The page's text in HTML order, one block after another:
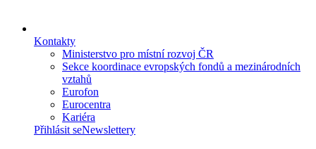
Kontakty
Ministerstvo pro místní rozvoj ČR
Sekce koordinace evropských fondů a mezinárodních
vztahů
Eurofon
Eurocentra
Kariéra
Přihlásit seNewslettery